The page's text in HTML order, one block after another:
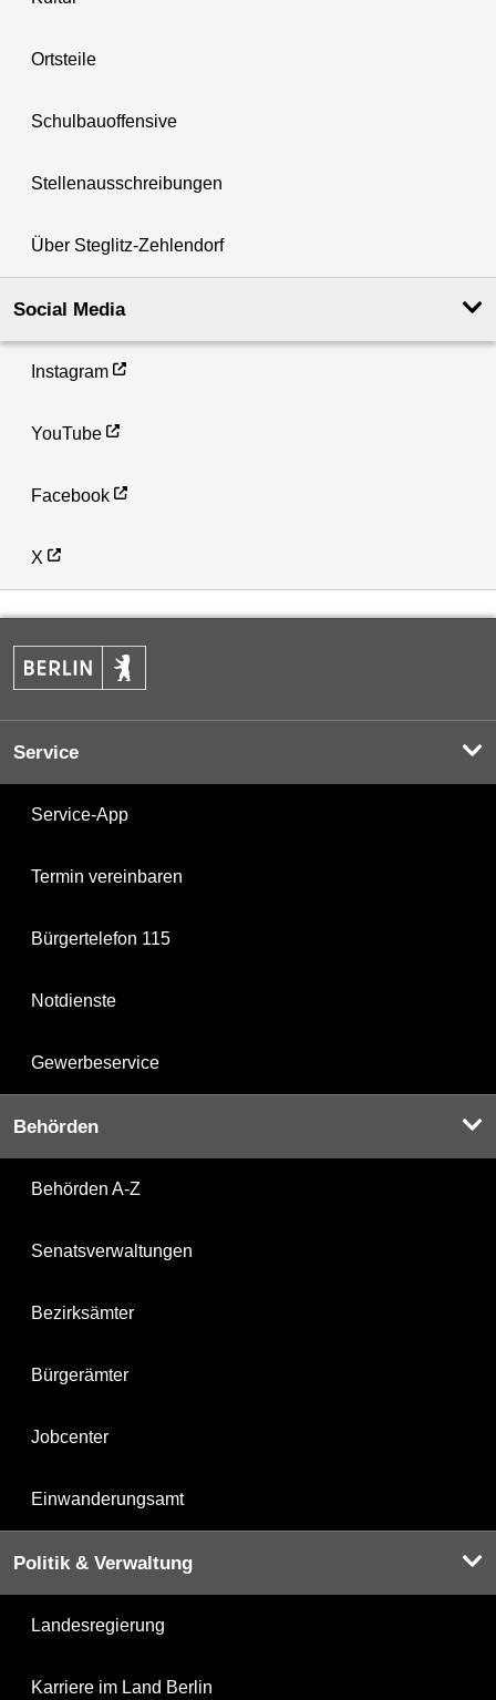
Ortsteile
Schulbauoffensive
Stellenausschreibungen
Über Steglitz-Zehlendorf
Social Media
Instagram
YouTube
Facebook
X
Service
Service-App
Termin vereinbaren
Bürgertelefon 115
Notdienste
Gewerbeservice
Behörden
Behörden A-Z
Senatsverwaltungen
Bezirksämter
Bürgerämter
Jobcenter
Einwanderungsamt
Politik & Verwaltung
Landesregierung
Karriere im Land Berlin